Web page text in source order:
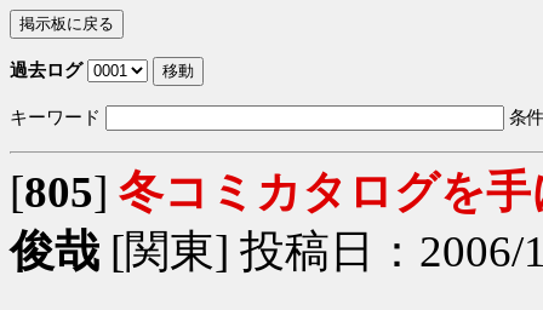
過去ログ
キーワード 条
[805] 冬コミカタログを
俊哉 [関東] 投稿日：2006/